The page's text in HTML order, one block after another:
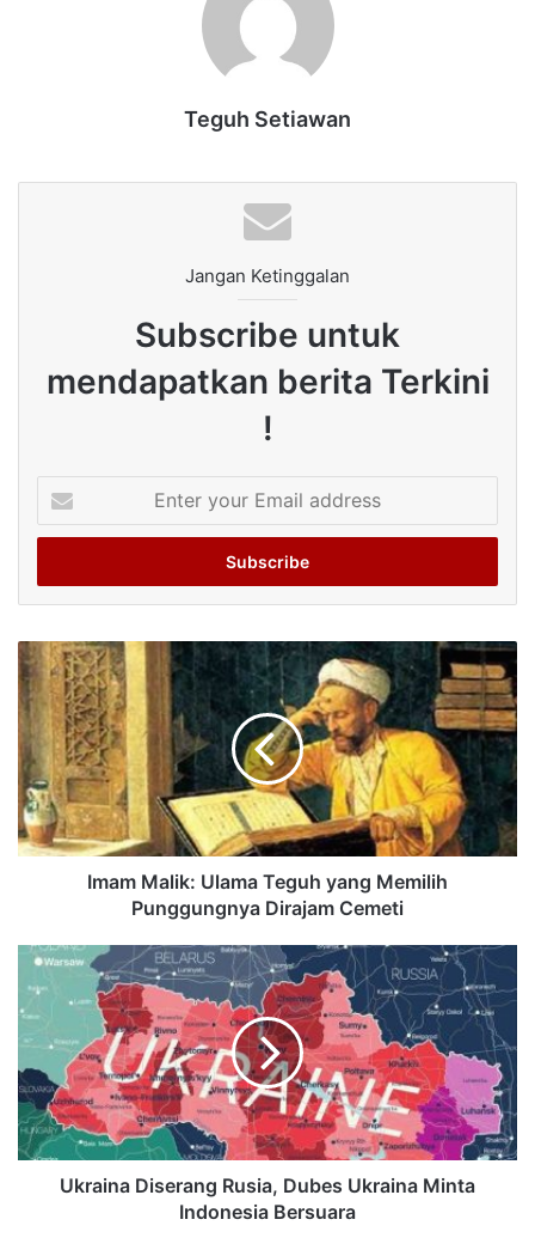
Teguh Setiawan
Jangan Ketinggalan
Subscribe untuk
mendapatkan berita Terkini
!
your
Email
Imam Malik: Ulama Teguh yang Memilih
Punggungnya Dirajam Cemeti
Ukraina Diserang Rusia, Dubes Ukraina Minta
Indonesia Bersuara